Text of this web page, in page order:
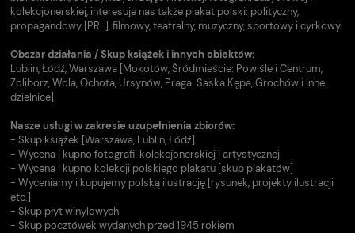
kolekcjonerskiej, interesuje nas także plakat polski: polityczny,
propagandowy [PRL], filmowy, teatralny, muzyczny, sportowy i cyrkowy.
Obszar działania / Skup książek i innych obiektów:
Lublin, Łódź, Warszawa [Mokotów, Śródmieście: Powiśle i Centrum,
Żoliborz, Wola, Ochota, Ursynów, Praga: Saska Kępa, Grochów i inne
dzielnice].
Nasze usługi w zakresie uzupełnienia zbiorów:
- Skup książek [Warszawa, Lublin, Łódź]
- Wycena i kupno fotografii kolekcjonerskiej i artystycznej
- Wycena i kupno kolekcji polskiego plakatu [skup plakatów]
- Wyceniamy i kupujemy polską ilustrację [rysunek, projekty ilustracji
etc.]
- Skup płyt winylowych
- Skup pocztówek wydanych przed 1945 rokiem